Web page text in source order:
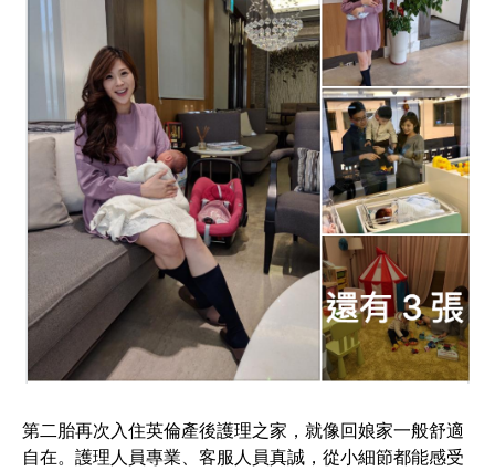
產
後
護
理
家
第二胎再次入住英倫產後護理之家，就像回娘家一般舒適
自在。護理人員專業、客服人員真誠，從小細節都能感受